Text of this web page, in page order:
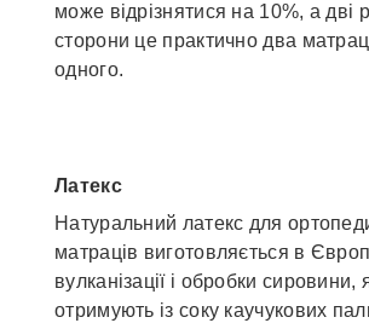
може відрізнятися на 10%, а дві
сторони це практично два
одного.
Латекс
Натуральний латекс для
матраців виготовляється в
вулканізації і обробки сировини,
отримують із соку каучукових